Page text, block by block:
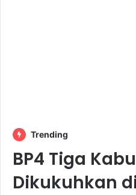
Trending
BP4 Tiga
Dikukuhkan